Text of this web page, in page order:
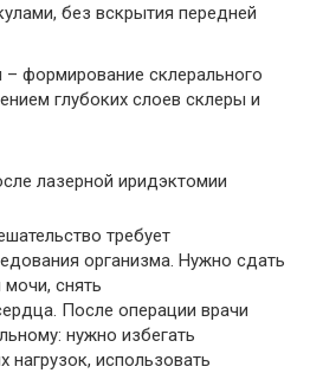
без вскрытия передней
– формирование склерального
глубоких слоев склеры и
лазерной иридэктомии
требует
организма. Нужно сдать
снять
После операции врачи
нужно избегать
нагрузок, использовать